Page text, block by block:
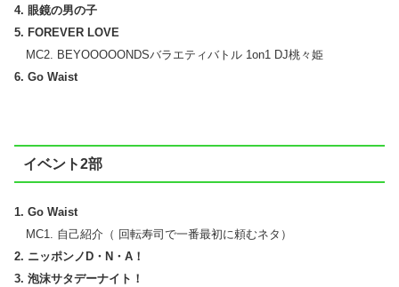
4. 眼鏡の男の子
5. FOREVER LOVE
MC2. BEYOOOOONDSバラエティバトル 1on1 DJ桃々姫
6. Go Waist
イベント2部
1. Go Waist
MC1. 自己紹介（ 回転寿司で一番最初に頼むネタ）
2. ニッポンノD・N・A！
3. 泡沫サタデーナイト！